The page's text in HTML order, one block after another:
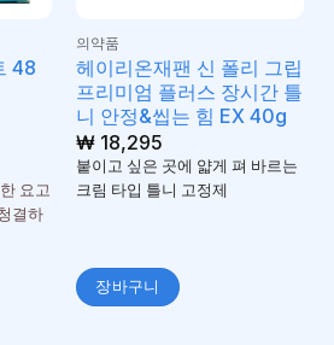
48
요고
결하
의약품
헤이리온재팬 신 폴리 그립
프리미엄 플러스 장시간 틀
니 안정&씹는 힘 EX 40g
₩18,295
붙이고 싶은 곳에 얇게 펴 바르는
크림 타입 틀니 고정제
장바구니